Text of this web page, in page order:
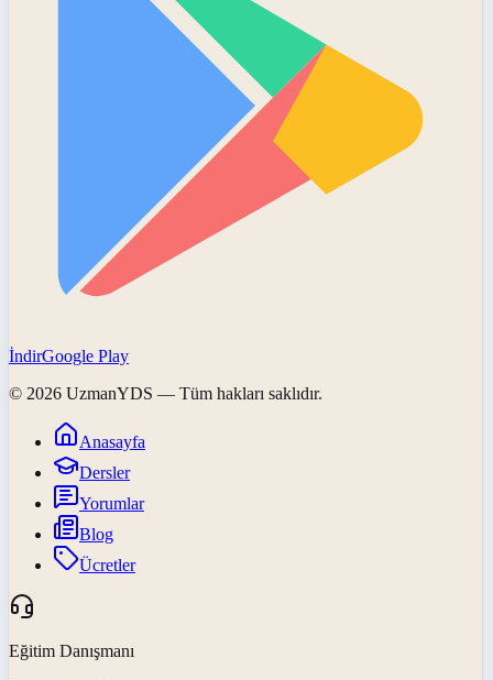
İndirGoogle Play
© 2026 UzmanYDS — Tüm hakları saklıdır.
Anasayfa
Dersler
Yorumlar
Blog
Ücretler
Eğitim Danışmanı